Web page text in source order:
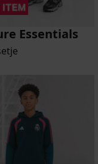
Essentials